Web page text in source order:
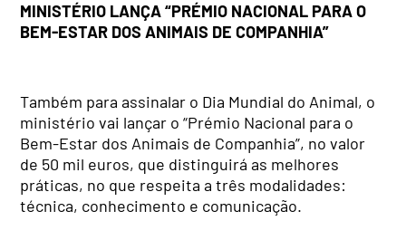
MINISTÉRIO LANÇA “PRÉMIO NACIONAL PARA O
BEM-ESTAR DOS ANIMAIS DE COMPANHIA”
Também para assinalar o Dia Mundial do Animal, o
ministério vai lançar o “Prémio Nacional para o
Bem-Estar dos Animais de Companhia”, no valor
de 50 mil euros, que distinguirá as melhores
práticas, no que respeita a três modalidades:
técnica, conhecimento e comunicação.